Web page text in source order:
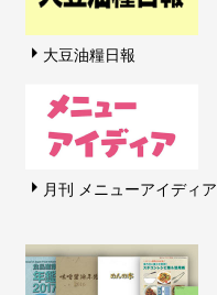
大豆油糧日報
月刊 メニューアイディア